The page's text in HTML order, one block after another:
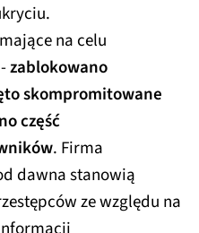
na celu
zablokowano
skompromitowane
część
. Firma
dawna stanowią
ze względu na